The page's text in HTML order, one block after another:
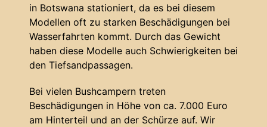
in Botswana stationiert, da es bei diesem
Modellen oft zu starken Beschädigungen bei
Wasserfahrten kommt. Durch das Gewicht
haben diese Modelle auch Schwierigkeiten bei
den Tiefsandpassagen.
Bei vielen Bushcampern treten
Beschädigungen in Höhe von ca. 7.000 Euro
am Hinterteil und an der Schürze auf. Wir